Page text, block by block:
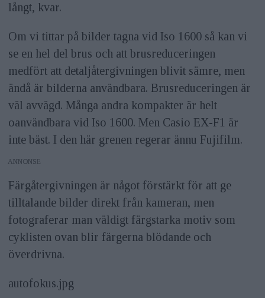
långt, kvar.
Om vi tittar på bilder tagna vid Iso 1600 så kan vi
se en hel del brus och att brusreduceringen
medfört att detaljåtergivningen blivit sämre, men
ändå är bilderna användbara. Brusreduceringen är
väl avvägd. Många andra kompakter är helt
oanvändbara vid Iso 1600. Men Casio EX-F1 är
inte bäst. I den här grenen regerar ännu Fujifilm.
ANNONS
Färgåtergivningen är något förstärkt för att ge
tilltalande bilder direkt från kameran, men
fotograferar man väldigt färgstarka motiv som
cyklisten ovan blir färgerna blödande och
överdrivna.
autofokus.jpg